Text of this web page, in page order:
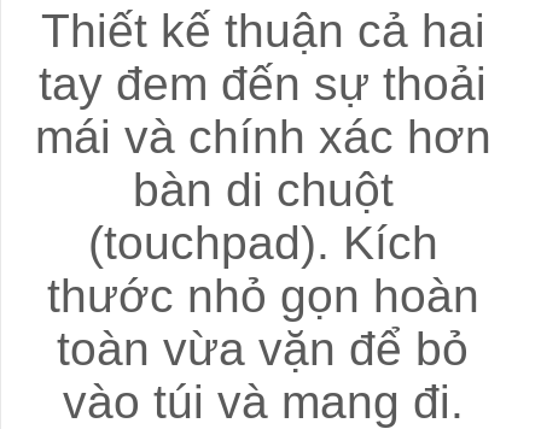
Thiết kế thuận cả hai
tay đem đến sự thoải
mái và chính xác hơn
bàn di chuột
(touchpad). Kích
thước nhỏ gọn hoàn
toàn vừa vặn để bỏ
vào túi và mang đi.